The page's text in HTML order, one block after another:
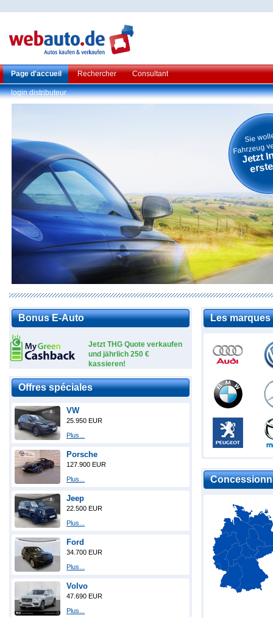
Page d'accueil Rechercher Consultant
login distributeur
Sie
Fahrzeug
Jetzt
Bonus E-Auto
Jetzt THG Quote verkaufen
und jährlich 250 €
kassieren!
Offres spéciales
VW
25.950 EUR
Plus...
Porsche
127.900 EUR
Plus...
Jeep
22.500 EUR
Plus...
Ford
34.700 EUR
Plus...
Volvo
47.690 EUR
Plus...
Les marques